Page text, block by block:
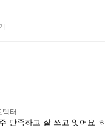
터
만족하고 잘 쓰고 잇어요 ㅎ